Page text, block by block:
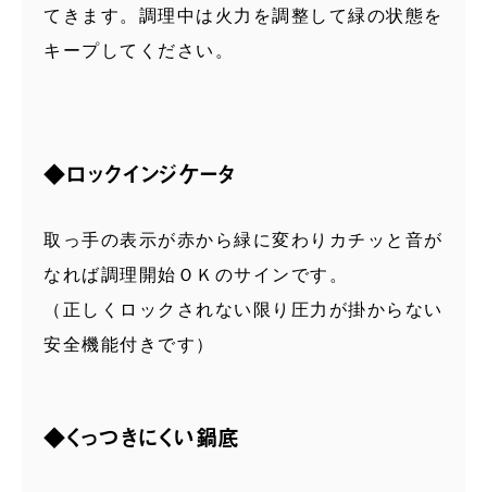
てきます。調理中は火力を調整して緑の状態を
キープしてください。
◆ロックインジケータ
取っ手の表示が赤から緑に変わりカチッと音が
なれば調理開始ＯＫのサインです。
（正しくロックされない限り圧力が掛からない
安全機能付きです）
◆くっつきにくい鍋底